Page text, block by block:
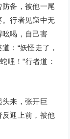
备，被他一尾
。行者见窟中无
吆喝，自己害
：“妖怪走了，
哩！”行者道：
来，张开巨
反迎上前，被他